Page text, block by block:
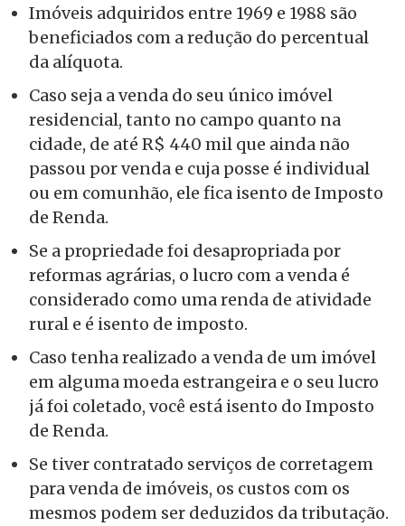
Imóveis adquiridos entre 1969 e 1988 são
beneficiados com a redução do percentual
da alíquota.
Caso seja a venda do seu único imóvel
residencial, tanto no campo quanto na
cidade, de até R$ 440 mil que ainda não
passou por venda e cuja posse é individual
ou em comunhão, ele fica isento de Imposto
de Renda.
Se a propriedade foi desapropriada por
reformas agrárias, o lucro com a venda é
considerado como uma renda de atividade
rural e é isento de imposto.
Caso tenha realizado a venda de um imóvel
em alguma moeda estrangeira e o seu lucro
já foi coletado, você está isento do Imposto
de Renda.
Se tiver contratado serviços de corretagem
para venda de imóveis, os custos com os
mesmos podem ser deduzidos da tributação.